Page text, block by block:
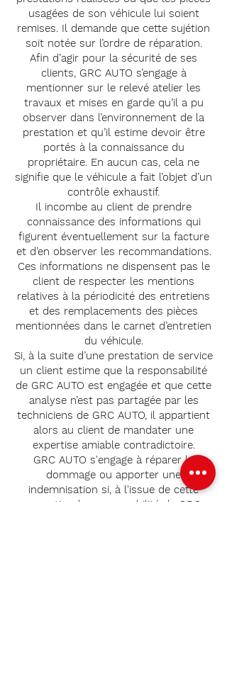
usagées de son véhicule lui soient
remises. Il demande que cette sujétion
soit notée sur l’ordre de réparation.
Afin d’agir pour la sécurité de ses
clients, GRC AUTO s’engage à
mentionner sur le relevé atelier les
travaux et mises en garde qu’il a pu
observer dans l’environnement de la
prestation et qu’il estime devoir être
portés à la connaissance du
propriétaire. En aucun cas, cela ne
signifie que le véhicule a fait l’objet d’un
contrôle exhaustif.
Il incombe au client de prendre
connaissance des informations qui
figurent éventuellement sur la facture
et d’en observer les recommandations.
Ces informations ne dispensent pas le
client de respecter les mentions
relatives à la périodicité des entretiens
et des remplacements des pièces
mentionnées dans le carnet d’entretien
du véhicule.
Si, à la suite d’une prestation de service
un client estime que la responsabilité
de GRC AUTO est engagée et que cette
analyse n’est pas partagée par les
techniciens de GRC AUTO, il appartient
alors au client de mandater une
expertise amiable contradictoire.
GRC AUTO s'engage à réparer le
dommage ou apporter une
indemnisation si, à l'issue de cette
expertise, la responsabilité de GRC